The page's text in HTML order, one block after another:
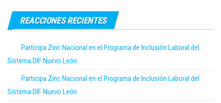
REACCIONES RECIENTES
Participa Zinc Nacional en el Programa de Inclusión Laboral del
Sistema DIF Nuevo León
Participa Zinc Nacional en el Programa de Inclusión Laboral del
Sistema DIF Nuevo León